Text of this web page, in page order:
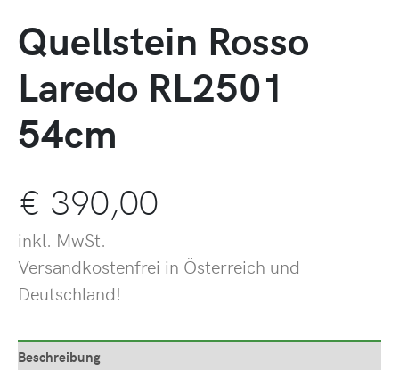
Quellstein Rosso
Laredo RL2501
54cm
€ 390,00
inkl. MwSt.
Versandkostenfrei in Österreich und
Deutschland!
Beschreibung